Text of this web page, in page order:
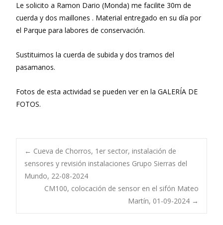
Le solicito a Ramon Dario (Monda) me facilite 30m de
cuerda y dos maillones . Material entregado en su día por
el Parque para labores de conservación.
Sustituimos la cuerda de subida y dos tramos del
pasamanos.
Fotos de esta actividad se pueden ver en la GALERÍA DE
FOTOS.
Navegación
de
← Cueva de Chorros, 1er sector, instalación de
sensores y revisión instalaciones Grupo Sierras del
Mundo, 22-08-2024
CM100, colocación de sensor en el sifón Mateo
Martín, 01-09-2024 →